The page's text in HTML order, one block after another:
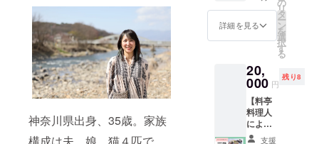
神奈川県出身、35歳。家族
作った
１年
間、何
サーを
ご提供
しま
す！ ・
KOKYU
ドリン
ケット
ご提供
券）期
12月31
日まで
※送料込
み 【Le
Jus de
Pomme
_Sun
画。 東
信地域
に、ク
ラフト
ビー
ル・日
本酒・
ワイン
醸造所
する黒
板に、
お名前
を印字
いただ
きま
す！ ・
KOKYU
ドリン
クチ
ケット
詳細を見る
リ
タ
ー
ン
を
選
択
す
る
20,
000 円
残り8
【料亭
料理人
による
KOKYU
支援